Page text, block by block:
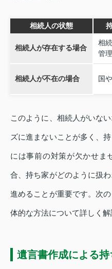
相続人の状態
相続人が存在する場合
相
管
相続人が不在の場合 国
このように、相続人がいな
ズに進まないことが多く、
には事前の対策が欠かせま
合、持ち家がどのように扱
進めることが重要です。次
体的な方法について詳しく解
遺言書作成による